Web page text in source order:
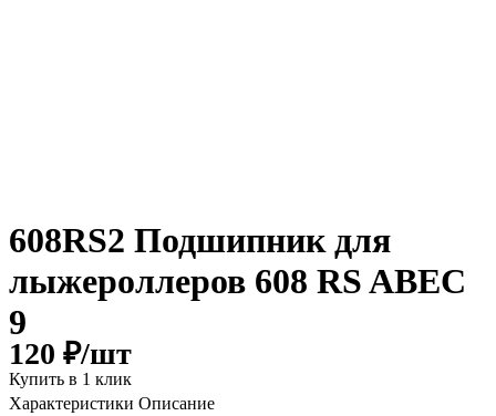
608RS2 Подшипник для
лыжероллеров 608 RS ABEC
9
120 ₽/шт
Купить в 1 клик
Характеристики Описание